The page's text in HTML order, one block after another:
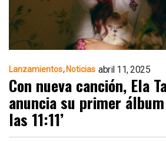
Lanzamientos Noticias abril 11, 2025
Con nueva canción, Ela
anuncia su primer
las 11:11’